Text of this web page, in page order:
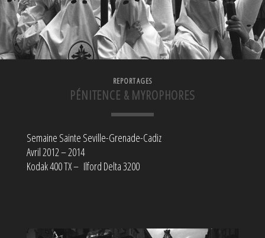
REPORTAGES
PÉNITENCE & MYROPHORES
Semaine Sainte Seville-Grenade-Cadiz
Avril 2012 – 2014
Kodak 400 TX – Ilford Delta 3200